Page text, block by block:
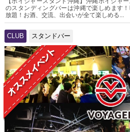
のスタンディングバーは沖縄で楽しめます
放題！お酒、交流、出会いが全て楽しめる...
CLUB スタンドバー